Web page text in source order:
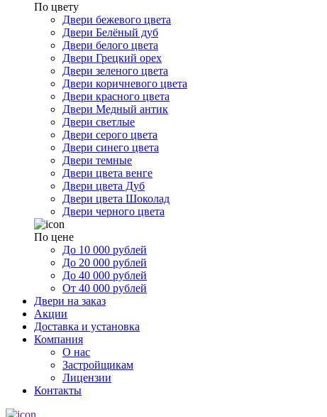
По цвету
Двери бежевого цвета
Двери Белёный дуб
Двери белого цвета
Двери Грецкий орех
Двери зеленого цвета
Двери коричневого цвета
Двери красного цвета
Двери Медный антик
Двери светлые
Двери серого цвета
Двери синего цвета
Двери темные
Двери цвета венге
Двери цвета Дуб
Двери цвета Шоколад
Двери черного цвета
По цене
До 10 000 рублей
До 20 000 рублей
До 40 000 рублей
От 40 000 рублей
Двери на заказ
Акции
Доставка и установка
Компания
О нас
Застройщикам
Лицензии
Контакты